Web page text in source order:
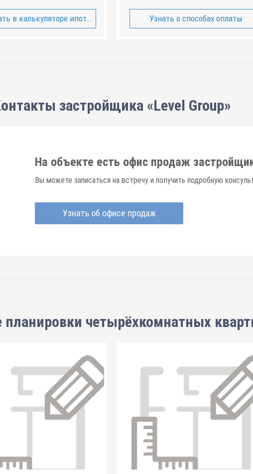
в калькуляторе ипотеки Узнать о способах оплаты
застройщика «Level Group»
На объекте есть офис продаж
Вы можете записаться на встречу и получить подробную
Узнать об офисе продаж
планировки четырёхкомнатных